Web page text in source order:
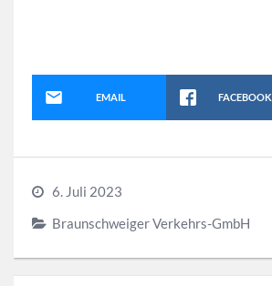
EMAIL FACEBOOK
6. Juli 2023
Braunschweiger Verkehrs-GmbH